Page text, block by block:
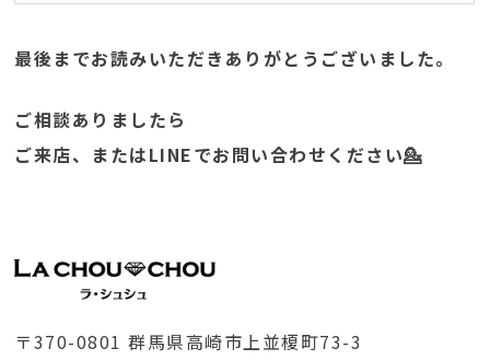
最後までお読みいただきありがとうございました。
ご相談ありましたら
ご来店、またはLINEでお問い合わせください💁
〒370-0801 群馬県高崎市上並榎町73-3